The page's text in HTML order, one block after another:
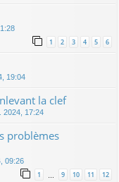
1 2 3 4 5 6
19:04
la clef
2024, 17:24
problèmes
09:26
1 9 10 11 12